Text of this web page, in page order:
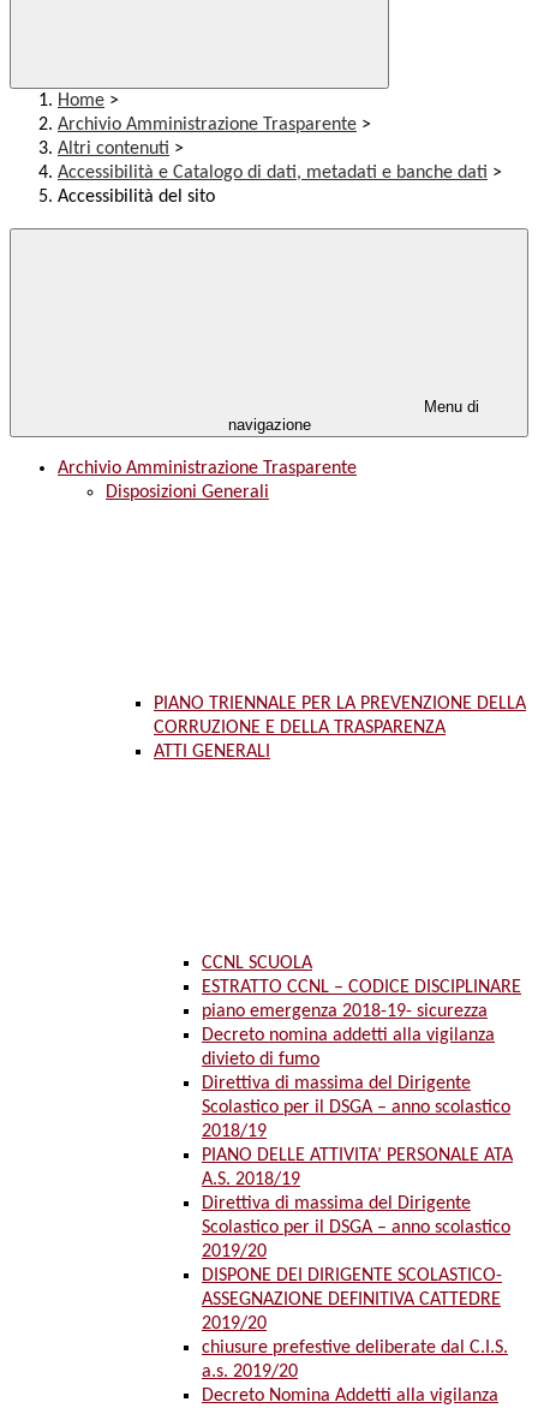
Home >
Archivio Amministrazione Trasparente >
Altri contenuti >
Accessibilità e Catalogo di dati, metadati e banche dati >
Accessibilità del sito
Menu di
navigazione
Archivio Amministrazione Trasparente
Disposizioni Generali
PIANO TRIENNALE PER LA PREVENZIONE DELLA
CORRUZIONE E DELLA TRASPARENZA
ATTI GENERALI
CCNL SCUOLA
ESTRATTO CCNL – CODICE DISCIPLINARE
piano emergenza 2018-19- sicurezza
Decreto nomina addetti alla vigilanza
divieto di fumo
Direttiva di massima del Dirigente
Scolastico per il DSGA – anno scolastico
2018/19
PIANO DELLE ATTIVITA’ PERSONALE ATA
A.S. 2018/19
Direttiva di massima del Dirigente
Scolastico per il DSGA – anno scolastico
2019/20
DISPONE DEI DIRIGENTE SCOLASTICO-
ASSEGNAZIONE DEFINITIVA CATTEDRE
2019/20
chiusure prefestive deliberate dal C.I.S.
a.s. 2019/20
Decreto Nomina Addetti alla vigilanza